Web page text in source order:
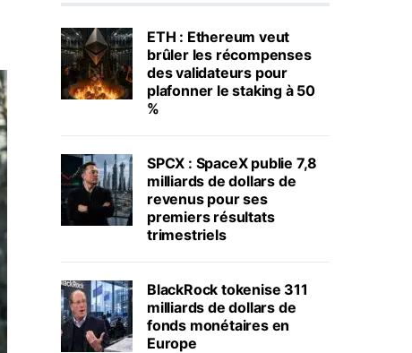
ETH : Ethereum veut
brûler les récompenses
des validateurs pour
plafonner le staking à 50
%
SPCX : SpaceX publie 7,8
milliards de dollars de
revenus pour ses
premiers résultats
trimestriels
BlackRock tokenise 311
milliards de dollars de
fonds monétaires en
Europe